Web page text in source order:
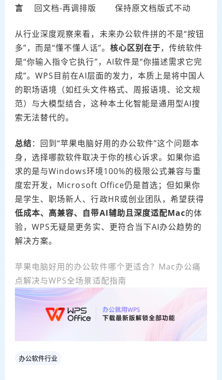
言
回文档-再调排版
保持原文档版式不动
从行业深度观察来看，未来办公软件拼的不是“按钮
多”，而是“懂不懂人话”。 核心区别在于，传统软件
是“你输入指令它执行”，AI软件是“你描述需求它完
成”。WPS目前在AI层面的发力，本质上是将中国人
的职场语境（如红头文件格式、周报语境、论文规
范）与大模型结合，这种本土化智能是通用型AI搜
索无法替代的。
总结：回到“苹果电脑好用的办公软件”这个问题本
身，选择哪款软件取决于你的核心诉求。如果你追
求的是与Windows环境100%的极限公式兼容与重
度宏开发，Microsoft Office仍是首选；但如果你
是学生、职场新人、行政HR或创业团队，希望获得
低成本、高兼容、自带AI辅助且深度适配Mac的体
验，WPS无疑是更务实、更符合当下AI办公趋势的
解决方案。
苹果电脑好用的办公软件哪个更适合？Mac办公痛
点解决与WPS全场景适配指南
办公软件行业